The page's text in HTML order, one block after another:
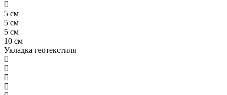
5 см
5 см
5 см
10 см
Укладка геотекстиля